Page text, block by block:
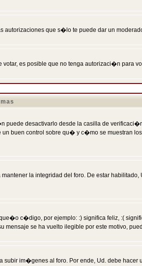
autorizaciones que s�lo te puede dar un
es posible que no tenga autorizaci�n para
desactivarlo desde la casilla de
un buen control sobre qu� y c�mo se muestran
la integridad del foro. De estar habilitado,
c�digo, por ejemplo: :) significa feliz, :(
se ha vuelto ilegible por este motivo,
im�genes al foro. Por ende, Ud. debe hacer